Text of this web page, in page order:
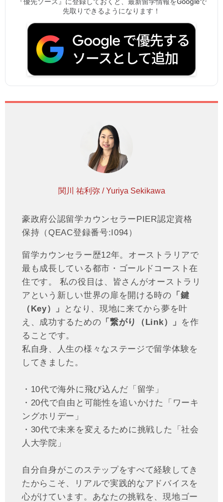
先取りできるようになります！
関川 祐利弥 / Yuriya Sekikawa
豪政府公認留学カウンセラーPIER認定資格
保持（QEAC登録番号:I094）
留学カウンセラー歴12年。オーストラリアで
最も成長している都市・ゴールドコースト在
住です。 私の役目は、皆さんがオーストラリ
アという新しい世界の扉を開ける時の 「鍵
（Key）」
となり、現地に来てから夢を叶
え、成功するための 「繋がり（Link）」 を作
ることです。
私自身、人生の様々なステージで留学体験を
してきました。
・10代で海外に飛び込んだ「留学」
・20代で自由と可能性を追いかけた「ワーキ
ングホリデー」
・30代で未来を変えるために挑戦した「社会
人大学院」
自分自身がこのステップをすべて経験してき
たからこそ、リアルで実践的なアドバイスを
心がけています。あなたの挑戦を、現地ゴー